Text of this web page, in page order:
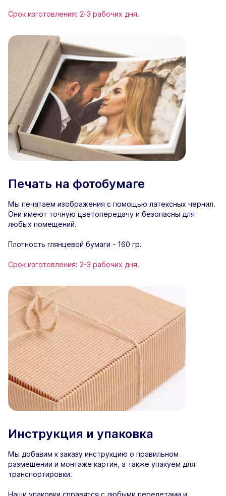
Срок изготовления: 2-3 рабочих дня.
Печать на фотобумаге
Мы печатаем изображения с помощью латексных чернил.
Они имеют точную цветопередачу и безопасны для
любых помещений.
Плотность глянцевой бумаги - 160 гр.
Срок изготовления: 2-3 рабочих дня.
Инструкция и упаковка
Мы добавим к заказу инструкцию о правильном
размещении и монтаже картин, а также упакуем для
транспортировки.
Наши упаковки справятся с любыми перелетами и